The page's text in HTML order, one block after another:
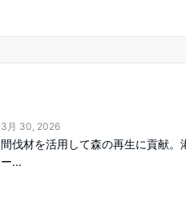
3月 30, 2026
間伐材を活用して森の再生に貢献。
ー...